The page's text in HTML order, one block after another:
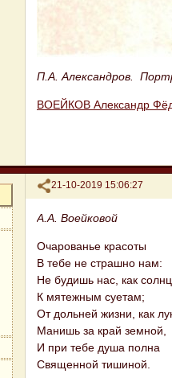
П.А. Александров.
ВОЕЙКОВ Александр
Поделиться
21-10-2019 15:06:27
А.А. Воейковой
Очарованье красоты
В тебе не страшно нам:
Не будишь нас, как
К мятежным суетам;
От дольней жизни, как
Манишь за край земной,
И при тебе душа полна
Священной тишиной.